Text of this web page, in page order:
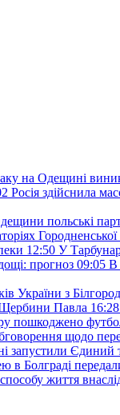
на Одещині
Росія здійснила
польські
12:50 У
прогноз 09:05 В
України з
Щербини Павла 16:28
пошкоджено
щодо
запустили Єдиний
в Болграді
життя